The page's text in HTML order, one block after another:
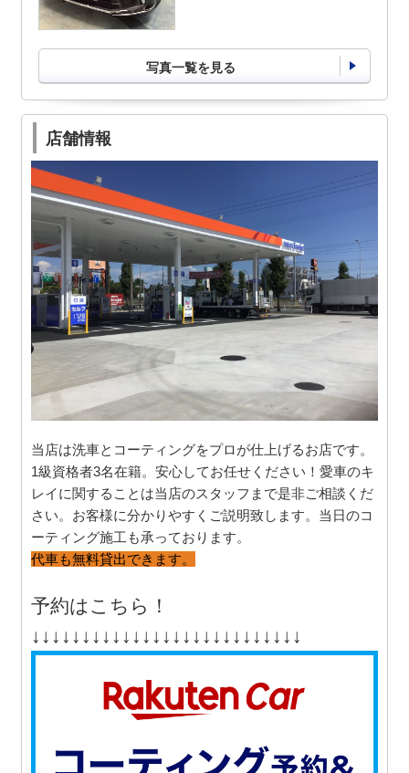
写真一覧を見る
店舗情報
当店は洗車とコーティングをプロが仕上げるお店です。
1級資格者3名在籍。安心してお任せください！愛車のキ
レイに関することは当店のスタッフまで是非ご相談くだ
さい。お客様に分かりやすくご説明致します。 当日のコ
ーティング施工も承っております。
代車も無料貸出できます。
予約はこちら！
↓↓↓↓↓↓↓↓↓↓↓↓↓↓↓↓↓↓↓↓↓↓↓↓↓↓↓